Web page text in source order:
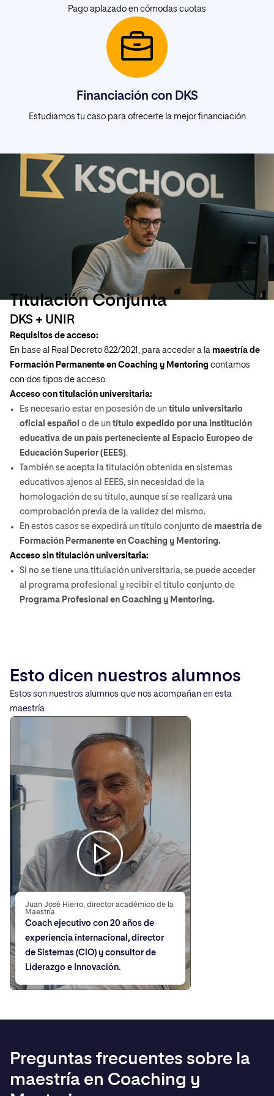
Pago aplazado en cómodas cuotas
Financiación con DKS
Estudiamos tu caso para ofrecerte la mejor financiación
Titulación Conjunta
DKS + UNIR
Requisitos de acceso:
En base al Real Decreto 822/2021, para acceder a la maestría de
Formación Permanente en Coaching y Mentoring contamos
con dos tipos de acceso:
Acceso con titulación universitaria:
Es necesario estar en posesión de un título universitario
oficial español o de un título expedido por una institución
educativa de un país perteneciente al Espacio Europeo de
Educación Superior (EEES).
También se acepta la titulación obtenida en sistemas
educativos ajenos al EEES, sin necesidad de la
homologación de su título, aunque sí se realizará una
comprobación previa de la validez del mismo.
En estos casos se expedirá un título conjunto de maestría de
Formación Permanente en Coaching y Mentoring.
Acceso sin titulación universitaria:
Si no se tiene una titulación universitaria, se puede acceder
al programa profesional y recibir el título conjunto de
Programa Profesional en Coaching y Mentoring.
Esto dicen nuestros alumnos
Estos son nuestros alumnos que nos acompañan en esta
maestría.
Juan José Hierro, director académico de la
Maestría
Coach ejecutivo con 20 años de
experiencia internacional, director
de Sistemas (CIO) y consultor de
Liderazgo e Innovación.
Preguntas frecuentes sobre la
maestría en Coaching y